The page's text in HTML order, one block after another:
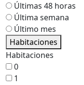
Últimas 48 horas
Última semana
Último mes
Habitaciones
Habitaciones
0
1